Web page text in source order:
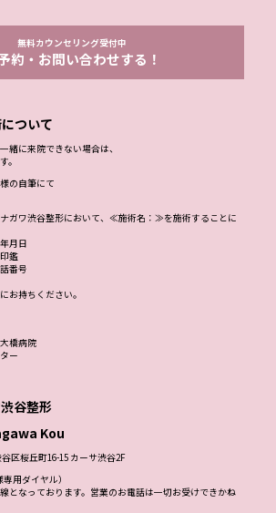
無料カウンセリング受付中
約・お問い合わせする！
ついて
緒に来院できない場合は、
。
の自筆にて
ガワ渋谷整形において、≪施術名：≫を施術することに
月日
鑑
番号
お持ちください。
橋病院
ー
谷整形
Kou
区桜丘町16-15 カーサ渋谷2F
用ダイヤル）
となっております。営業のお電話は一切お受けできかね